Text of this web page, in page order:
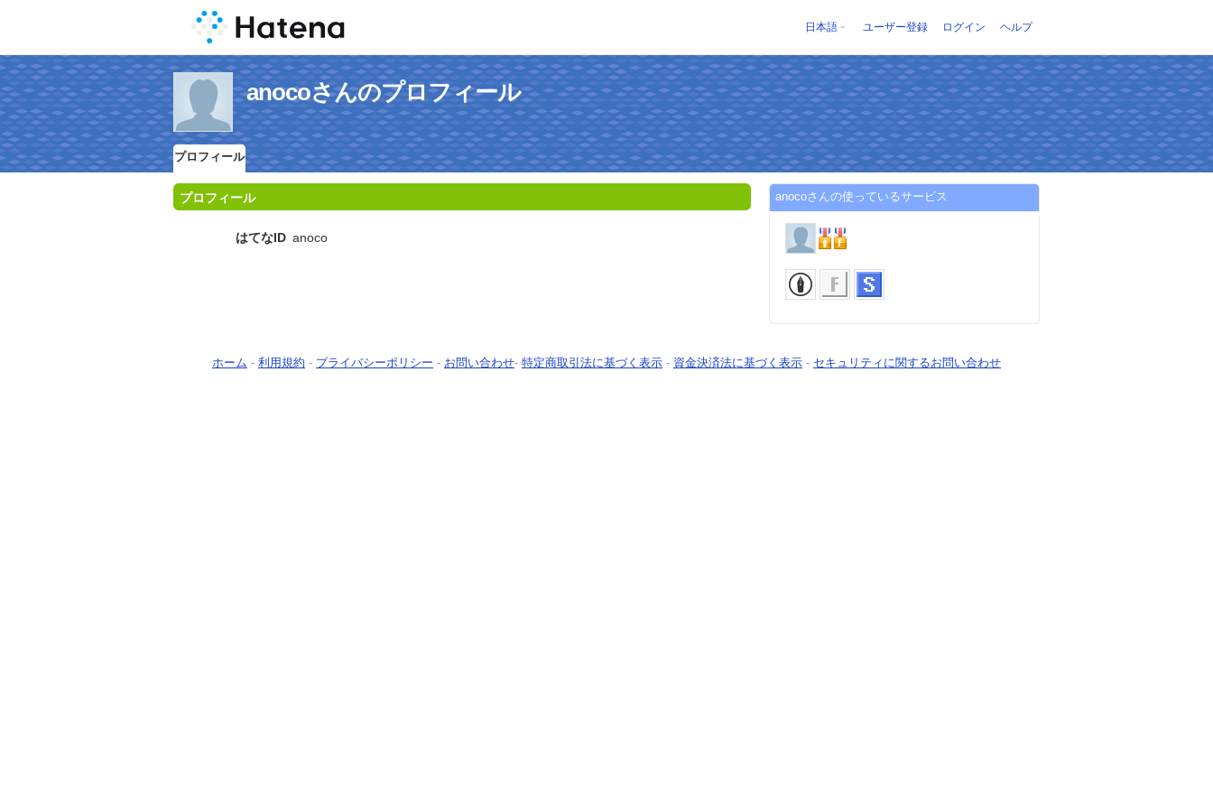
日本語 ユーザー登録 ログイン ヘルプ
anocoさんのプロフィール
プロフィール
プロフィール
はてなID anoco
anocoさんの使っているサービス
ホーム - 利用規約 - プライバシーポリシー - お問い合わせ- 特定商取引法に基づく表示 - 資金決済法に基づく表示 - セキュリティに関するお問い合わせ